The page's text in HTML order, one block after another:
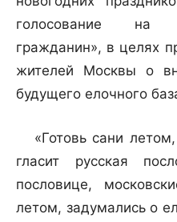
голосование на
гражданин», в целях
жителей Москвы о
будущего елочного
«Готовь сани
гласит русская
пословице,
летом, задумались о